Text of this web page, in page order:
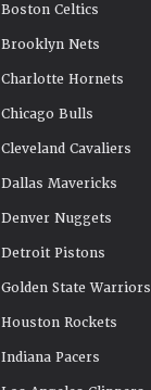
Boston Celtics
Brooklyn Nets
Charlotte Hornets
Chicago Bulls
Cleveland Cavaliers
Dallas Mavericks
Denver Nuggets
Detroit Pistons
Golden State Warriors
Houston Rockets
Indiana Pacers